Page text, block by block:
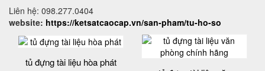
Liên hệ: 098.277.0404
website: https://ketsatcaocap.vn/san-pham/tu-ho-so
tủ đựng tài liệu hòa phát